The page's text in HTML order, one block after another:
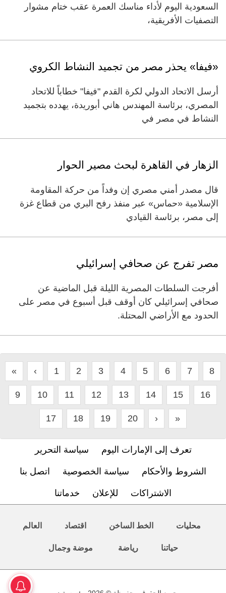
السعودية اليوم لأداء مناسك العمرة عقب ختام مشوار
التصفيات الأفريقية،
«فيفا» يحذر مصر من تجميد النشاط الكروي
أرسل الاتحاد الدولي لكرة القدم "فيفا" خطاباً للاتحاد
المصري، برئاسة المهندس هاني أبوريدة، يهدده بتجميد
النشاط في مصر في
الزهار في القاهرة لبحث مصير الحوار
قال مصدر أمني مصري إن وفداً من حركة المقاومة
الإسلامية «حماس» عبر منفذ رفح البري من قطاع غزة
إلى مصر، برئاسة القيادي
مصر تفرج عن صحافي إسرائيلي
أفرجت السلطات المصرية الليلة قبل الماضية عن
صحافي إسرائيلي كان أوقف قبل أسبوع في مصر على
الحدود مع الأراضي المحتلة.
« ‹ 1 2 3 4 5 6 7 8
9 10 11 12 13 14 15 16
17 18 19 20 › »
تعرف إلى الإمارات اليوم سياسة التحرير
الشروط والأحكام سياسة الخصوصية اتصل بنا
الاشتراكات للإعلان خدماتنا
محليات الخط الساخن اقتصاد العالم
حياتنا رياضة موضة وجمال